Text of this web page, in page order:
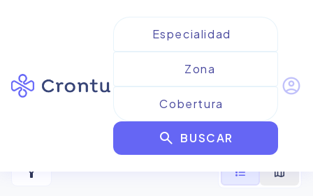
search BUSCAR
account_circle
Resultados paraAnatomia
Patológica de ENSALUD
filter_alt format_list_bulleted map